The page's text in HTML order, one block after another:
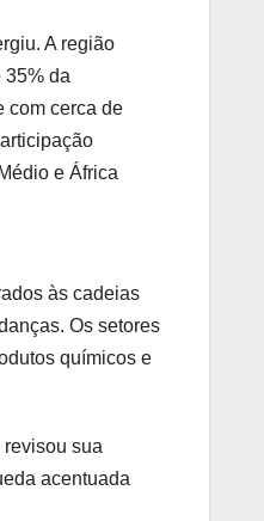
A região
35% da
com cerca de
e África
às cadeias
Os setores
químicos e
sua
acentuada